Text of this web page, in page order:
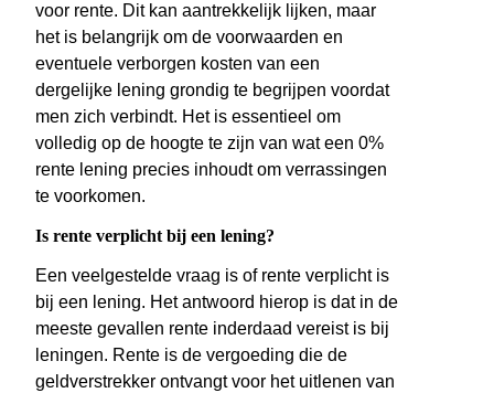
voor rente. Dit kan aantrekkelijk lijken, maar
het is belangrijk om de voorwaarden en
eventuele verborgen kosten van een
dergelijke lening grondig te begrijpen voordat
men zich verbindt. Het is essentieel om
volledig op de hoogte te zijn van wat een 0%
rente lening precies inhoudt om verrassingen
te voorkomen.
Is rente verplicht bij een lening?
Een veelgestelde vraag is of rente verplicht is
bij een lening. Het antwoord hierop is dat in de
meeste gevallen rente inderdaad vereist is bij
leningen. Rente is de vergoeding die de
geldverstrekker ontvangt voor het uitlenen van